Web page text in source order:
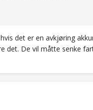
det er en avkjøring
det. De vil måtte senke